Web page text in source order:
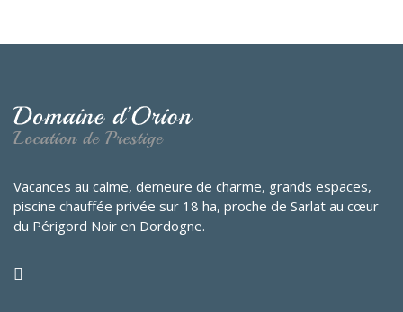
Vacances au calme, demeure de charme, grands espaces,
piscine chauffée privée sur 18 ha, proche de Sarlat au cœur
du Périgord Noir en Dordogne.